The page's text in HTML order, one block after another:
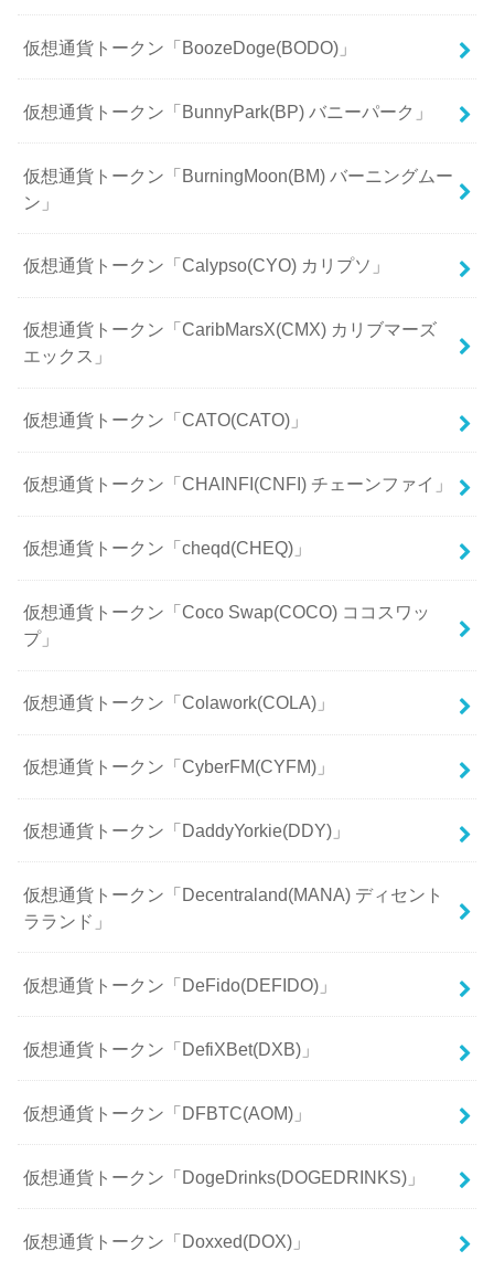
仮想通貨トークン「BoozeDoge(BODO)」
仮想通貨トークン「BunnyPark(BP) バニーパーク」
仮想通貨トークン「BurningMoon(BM) バーニングムー
ン」
仮想通貨トークン「Calypso(CYO) カリプソ」
仮想通貨トークン「CaribMarsX(CMX) カリブマーズ
エックス」
仮想通貨トークン「CATO(CATO)」
仮想通貨トークン「CHAINFI(CNFI) チェーンファイ」
仮想通貨トークン「cheqd(CHEQ)」
仮想通貨トークン「Coco Swap(COCO) ココスワッ
プ」
仮想通貨トークン「Colawork(COLA)」
仮想通貨トークン「CyberFM(CYFM)」
仮想通貨トークン「DaddyYorkie(DDY)」
仮想通貨トークン「Decentraland(MANA) ディセント
ラランド」
仮想通貨トークン「DeFido(DEFIDO)」
仮想通貨トークン「DefiXBet(DXB)」
仮想通貨トークン「DFBTC(AOM)」
仮想通貨トークン「DogeDrinks(DOGEDRINKS)」
仮想通貨トークン「Doxxed(DOX)」